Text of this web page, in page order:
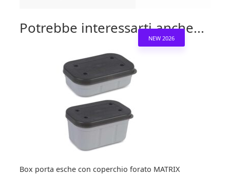
Potrebbe interessarti anche...
NEW 2026
Box porta esche con coperchio forato MATRIX